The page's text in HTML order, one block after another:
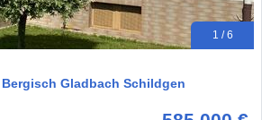
1 / 6
Gladbach Schildgen